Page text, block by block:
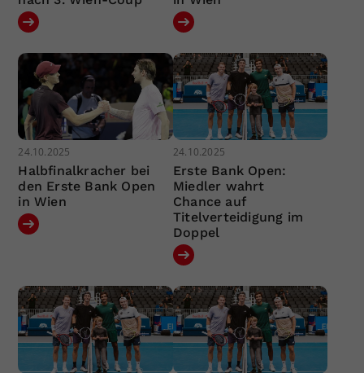
24.10.2025
Halbfinalkracher bei
den Erste Bank Open
in Wien
24.10.2025
Erste Bank Open:
Miedler wahrt
Chance auf
Titelverteidigung im
Doppel